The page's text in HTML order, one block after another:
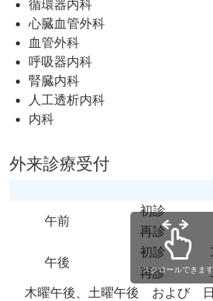
循環器内科
心臓血管外科
血管外科
呼吸器内科
腎臓内科
人工透析内科
内科
外来診療受付
午前
初診
再診
午後
初診
再診
スクロールできます
木曜午後、土曜午後 および 日